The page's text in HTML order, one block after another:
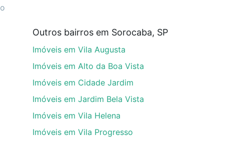
SP que custam a partir de R$ 0 e com nossas opções
custos envolvidos no processo de compra, veja em
com segurança e conforto. Loft, com você até as
Outros bairros em Sorocaba, SP
Imóveis em Vila Augusta
Imóveis em Alto da Boa Vista
Imóveis em Cidade Jardim
Imóveis em Jardim Bela Vista
Imóveis em Vila Helena
Imóveis em Vila Progresso